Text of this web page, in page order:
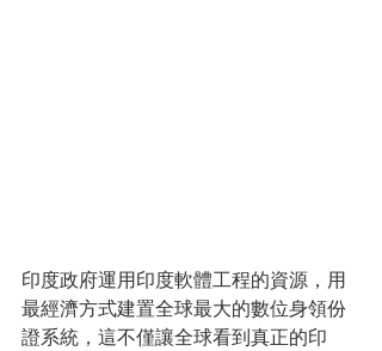
印度政府運用印度軟體工程的資源，用
最經濟方式建置全球最大的數位身領份
證系統，這不僅讓全球看到真正的印